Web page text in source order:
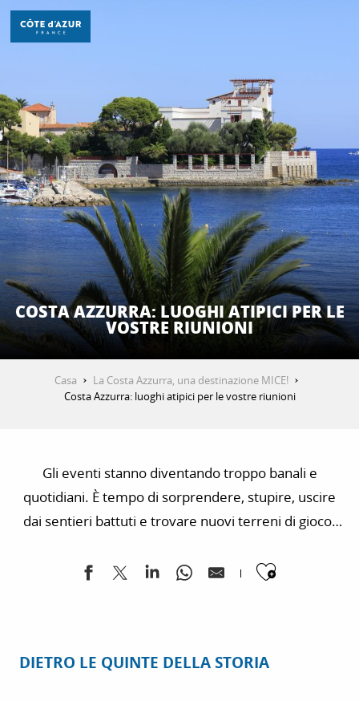
Aller
contenu
PER FARE
SOGGIORNO
COSTA AZZURRA: LUOGHI ATIPICI PER LE
VOSTRE RIUNIONI
Casa
La Costa Azzurra, una destinazione MICE!
Costa Azzurra: luoghi atipici per le vostre riunioni
Gli eventi stanno diventando troppo banali e
quotidiani. È tempo di sorprendere, stupire, uscire
dai sentieri battuti e trovare nuovi terreni di gioco.
ecco quindi alcune strade da seguire.
DIETRO LE QUINTE DELLA STORIA